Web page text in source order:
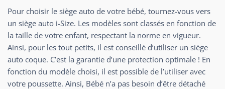
Pour choisir le siège auto de votre bébé, tournez-vous vers
un siège auto i-Size. Les modèles sont classés en fonction de
la taille de votre enfant, respectant la norme en vigueur.
Ainsi, pour les tout petits, il est conseillé d’utiliser un siège
auto coque. C’est la garantie d’une protection optimale ! En
fonction du modèle choisi, il est possible de l’utiliser avec
votre poussette. Ainsi, Bébé n’a pas besoin d’être détaché